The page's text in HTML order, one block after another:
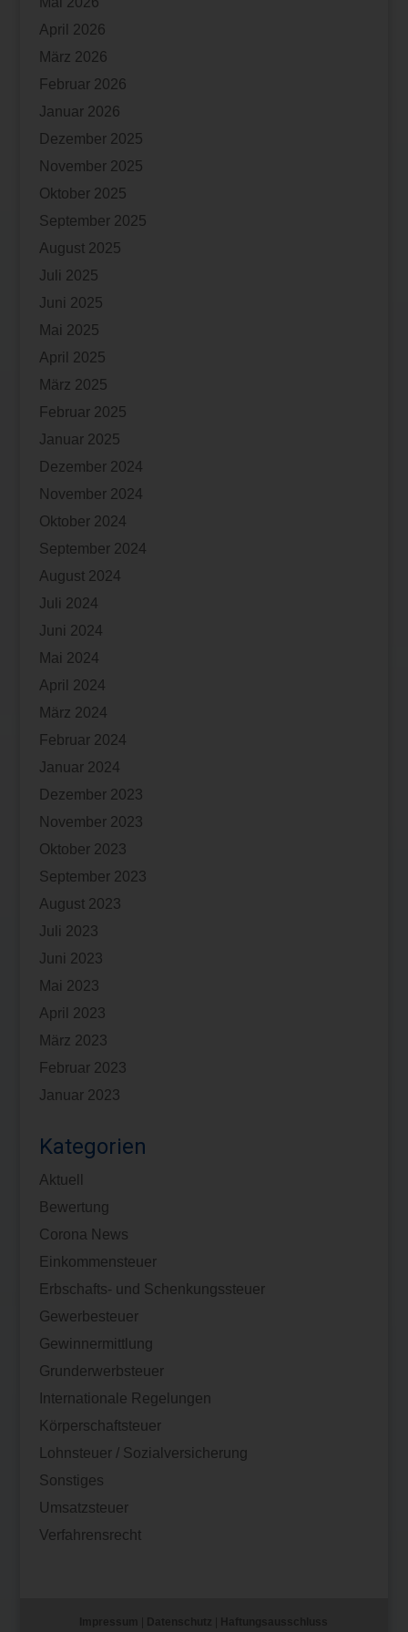
April 2026
März 2026
Februar 2026
Januar 2026
Dezember 2025
November 2025
Oktober 2025
September 2025
August 2025
Juli 2025
Juni 2025
Mai 2025
April 2025
März 2025
Februar 2025
Januar 2025
Dezember 2024
November 2024
Oktober 2024
September 2024
August 2024
Juli 2024
Juni 2024
Mai 2024
April 2024
März 2024
Februar 2024
Januar 2024
Dezember 2023
November 2023
Oktober 2023
September 2023
August 2023
Juli 2023
Juni 2023
Mai 2023
April 2023
März 2023
Februar 2023
Januar 2023
Kategorien
Aktuell
Bewertung
Corona News
Einkommensteuer
Erbschafts- und Schenkungssteuer
Gewerbesteuer
Gewinnermittlung
Grunderwerbsteuer
Internationale Regelungen
Körperschaftsteuer
Lohnsteuer / Sozialversicherung
Sonstiges
Umsatzsteuer
Verfahrensrecht